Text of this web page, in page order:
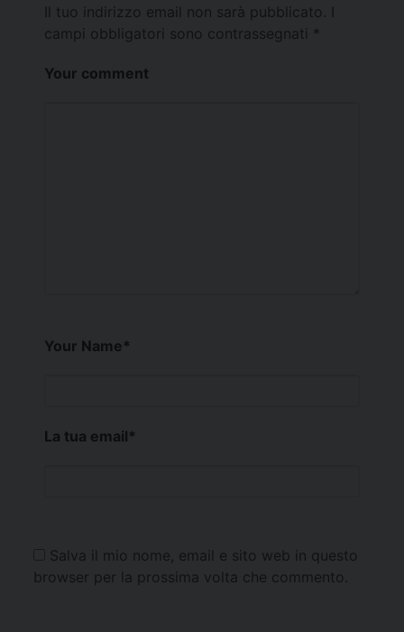
Il tuo indirizzo email non sarà pubblicato.
campi obbligatori sono contrassegnati *
Your comment
Your Name*
La tua email*
Salva il mio nome, email e sito web in questo
browser per la prossima volta che commento.